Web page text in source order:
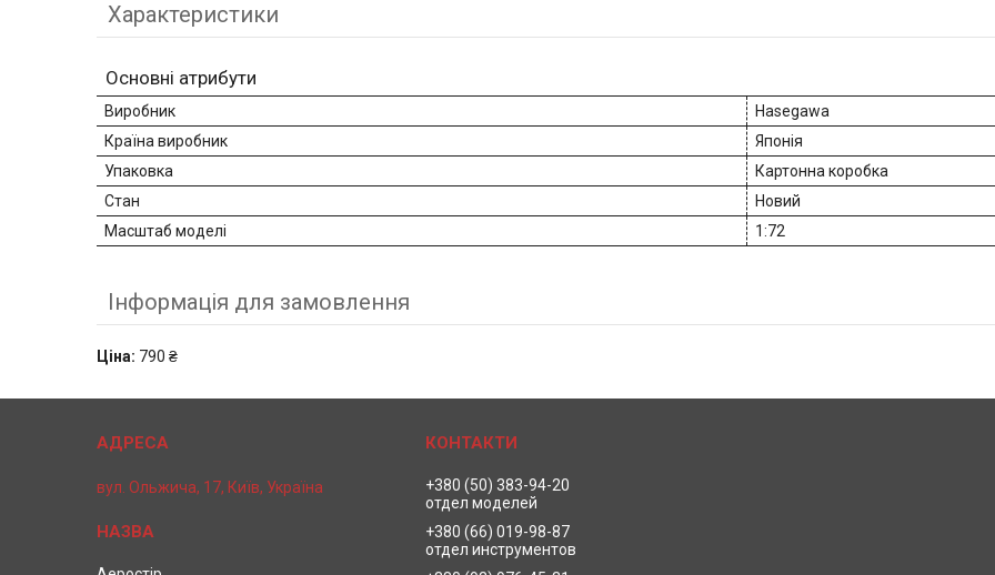
Характеристики
Основні атрибути
Виробник
Hasegawa
Країна виробник
Японія
Упаковка
Картонна коробка
Стан
Новий
Масштаб моделі
1:72
Інформація для замовлення
Ціна: 790 ₴
вул. Ольжича, 17, Київ, Україна
+380 (50) 383-94-20
отдел моделей
+380 (66) 019-98-87
отдел инструментов